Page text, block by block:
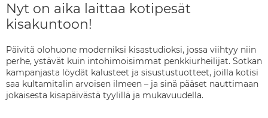
Nyt on aika laittaa kotipesät
kisakuntoon!
Päivitä olohuone moderniksi kisastudioksi, jossa viihtyy niin
perhe, ystävät kuin intohimoisimmat penkkiurheilijat. Sotkan
kampanjasta löydät kalusteet ja sisustustuotteet, joilla kotisi
saa kultamitalin arvoisen ilmeen – ja sinä pääset nauttimaan
jokaisesta kisapäivästä tyylillä ja mukavuudella.